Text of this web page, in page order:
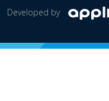
Developed by